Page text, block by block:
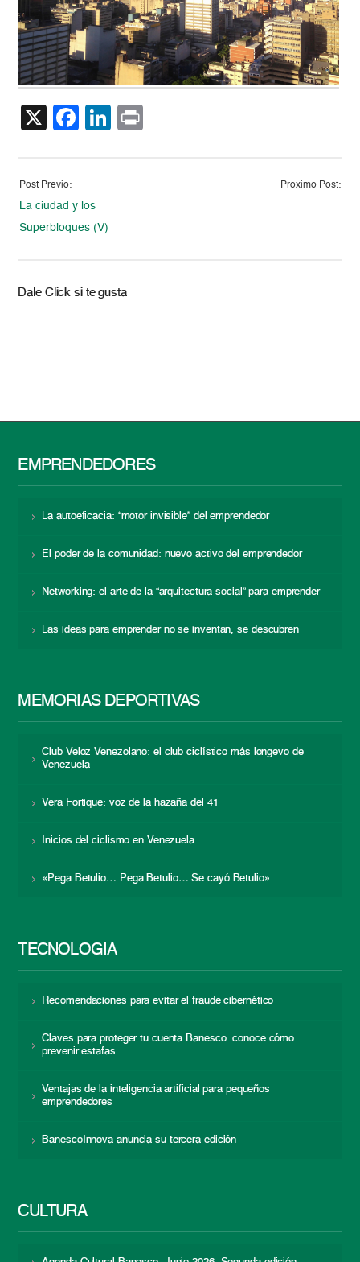
X Facebook
LinkedIn
Post Previo:
La ciudad y los
Superbloques (V)
Proximo Post:
Dale Click si te gusta
EMPRENDEDORES
La autoeficacia: “motor invisible” del emprendedor
El poder de la comunidad: nuevo activo del emprendedor
Networking: el arte de la “arquitectura social” para emprender
Las ideas para emprender no se inventan, se descubren
MEMORIAS DEPORTIVAS
Club Veloz Venezolano: el club ciclístico más longevo de
Venezuela
Vera Fortique: voz de la hazaña del 41
Inicios del ciclismo en Venezuela
«Pega Betulio… Pega Betulio… Se cayó Betulio»
TECNOLOGÍA
Recomendaciones para evitar el fraude cibernético
Claves para proteger tu cuenta Banesco: conoce cómo
prevenir estafas
Ventajas de la inteligencia artificial para pequeños
emprendedores
BanescoInnova anuncia su tercera edición
CULTURA